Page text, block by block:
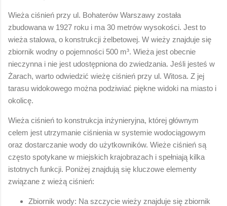
Wieża ciśnień przy ul. Bohaterów Warszawy została
zbudowana w 1927 roku i ma 30 metrów wysokości. Jest to
wieża stalowa, o konstrukcji żelbetowej. W wieży znajduje się
zbiornik wodny o pojemności 500 m³. Wieża jest obecnie
nieczynna i nie jest udostępniona do zwiedzania. Jeśli jesteś w
Żarach, warto odwiedzić wieżę ciśnień przy ul. Witosa. Z jej
tarasu widokowego można podziwiać piękne widoki na miasto i
okolicę.
Wieża ciśnień to konstrukcja inżynieryjna, której głównym
celem jest utrzymanie ciśnienia w systemie wodociągowym
oraz dostarczanie wody do użytkowników. Wieże ciśnień są
często spotykane w miejskich krajobrazach i spełniają kilka
istotnych funkcji. Poniżej znajdują się kluczowe elementy
związane z wieżą ciśnień:
Zbiornik wody: Na szczycie wieży znajduje się zbiornik